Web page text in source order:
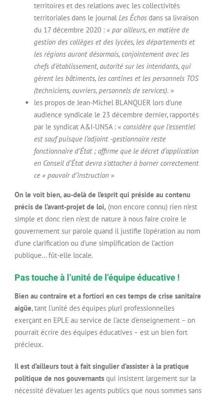
territoires et des relations avec les collectivités
territoriales dans le journal Les Échos dans sa livraison
du 17 décembre 2020 : « par ailleurs, en matière de
gestion des collèges et des lycées, les départements et
les régions auront désormais, conjointement avec les
chefs d’établissement, autorité sur les intendants, qui
gèrent les bâtiments, les cantines et les personnels TOS
(techniciens, ouvriers, personnels de services). »
les propos de Jean-Michel BLANQUER lors d’une
audience syndicale le 23 décembre dernier, rapportés
par le syndicat A&I-UNSA : « considère que l’essentiel
est sauf puisque l’adjoint -gestionnaire reste
fonctionnaire d’État ; affirme que le décret d’application
en Conseil d’État devra s’attacher à borner correctement
ce « pouvoir d’instruction »
On le voit bien, au-delà de l’esprit qui préside au contenu
précis de l’avant-projet de loi, (non encore connu) rien n’est
simple et donc rien n’est de nature à nous faire croire le
gouvernement sur parole quand il justifie l’opération au nom
d’une clarification ou d’une simplification de l’action
publique… fût-elle locale.
Pas touche à l’unité de l’équipe éducative !
Bien au contraire et a fortiori en ces temps de crise sanitaire
aigüe, tant l’unité des équipes pluri professionnelles
exerçant en EPLE au service de l’acte d’enseignement – on
pourrait écrire des équipes éducatives – est un bien fort
précieux.
Il est d’ailleurs tout à fait singulier d’assister à la pratique
politique de nos gouvernants qui insistent largement sur la
nécessité d’évaluer les agents publics que nous sommes sans